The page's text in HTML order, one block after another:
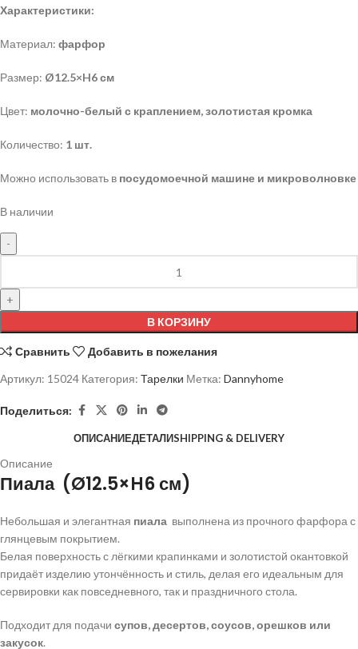
Характеристики:
Материал: фарфор
Размер: Ø12.5×H6 см
Цвет: молочно-белый с краплением, золотистая кромка
Количество: 1 шт.
Можно использовать в посудомоечной машине и микроволновке
В наличии
В КОРЗИНУ
Сравнить
Добавить в пожелания
Артикул: 15024 Категория: Тарелки Метка: Dannyhome
Поделиться:
ОПИСАНИЕДЕТАЛИSHIPPING & DELIVERY
Описание
Пиала (Ø12.5×H6 см)
Небольшая и элегантная пиала выполнена из прочного фарфора с
глянцевым покрытием.
Белая поверхность с лёгкими крапинками и золотистой окантовкой
придаёт изделию утончённость и стиль, делая его идеальным для
сервировки как повседневного, так и праздничного стола.
Подходит для подачи супов, десертов, соусов, орешков или
закусок.